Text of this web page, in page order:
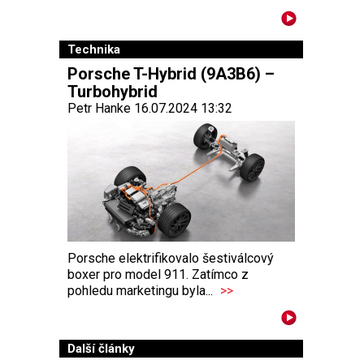
Technika
Porsche T-Hybrid (9A3B6) –
Turbohybrid
Petr Hanke 16.07.2024 13:32
Porsche elektrifikovalo šestiválcový
boxer pro model 911. Zatímco z
pohledu marketingu byla... >>
Další články